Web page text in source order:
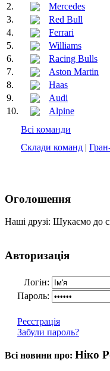
2.
Mercedes
3.
Red Bull
4.
Ferrari
5.
Williams
6.
Racing Bulls
7.
Aston Martin
8.
Haas
9.
Audi
10.
Alpine
Всі команди
Склади команд |
Оголошення
Наші друзі: Шукаємо до
Авторизація
Логін:
Пароль:
Реєстрація
Забули пароль?
Всі новини про: Ніко